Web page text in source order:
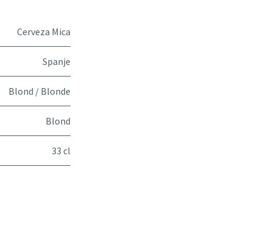
Cerveza Mica
Spanje
Blond / Blonde
Blond
33 cl